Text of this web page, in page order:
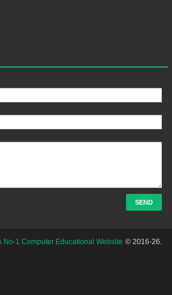
1 Computer Educational Website © 2016-26.